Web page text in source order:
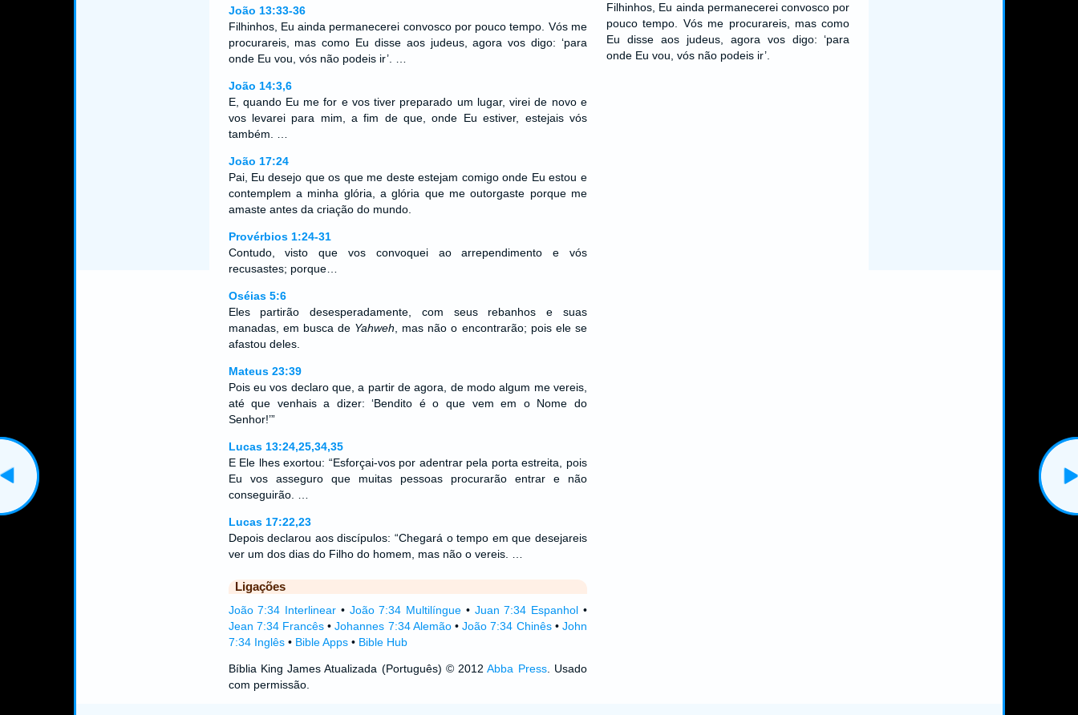
João 13:33-36
Filhinhos, Eu ainda permanecerei convosco por pouco tempo. Vós me
procurareis, mas como Eu disse aos judeus, agora vos digo: ‘para
onde Eu vou, vós não podeis ir’. …
João 14:3,6
E, quando Eu me for e vos tiver preparado um lugar, virei de novo e
vos levarei para mim, a fim de que, onde Eu estiver, estejais vós
também. …
João 17:24
Pai, Eu desejo que os que me deste estejam comigo onde Eu estou e
contemplem a minha glória, a glória que me outorgaste porque me
amaste antes da criação do mundo.
Provérbios 1:24-31
Contudo, visto que vos convoquei ao arrependimento e vós
recusastes; porque…
Oséias 5:6
Eles partirão desesperadamente, com seus rebanhos e suas
manadas, em busca de Yahweh , mas não o encontrarão; pois ele se
afastou deles.
Mateus 23:39
Pois eu vos declaro que, a partir de agora, de modo algum me vereis,
até que venhais a dizer: ‘Bendito é o que vem em o Nome do
Senhor!’”
Lucas 13:24,25,34,35
E Ele lhes exortou: “Esforçai-vos por adentrar pela porta estreita, pois
Eu vos asseguro que muitas pessoas procurarão entrar e não
conseguirão. …
Lucas 17:22,23
Depois declarou aos discípulos: “Chegará o tempo em que desejareis
ver um dos dias do Filho do homem, mas não o vereis. …
Ligações
João 7:34 Interlinear • João 7:34 Multilíngue • Juan 7:34 Espanhol •
Jean 7:34 Francês•Johannes 7:34 Alemão•João 7:34 Chinês• John
7:34 Inglês• Bible Apps• Bible Hub
Bíblia King James Atualizada (Português) © 2012Abba Press. Usado
com permissão.
Filhinhos, Eu ainda permanecerei convosco por
pouco tempo. Vós me procurareis, mas como
Eu disse aos judeus, agora vos digo: ‘para
onde Eu vou, vós não podeis ir’.